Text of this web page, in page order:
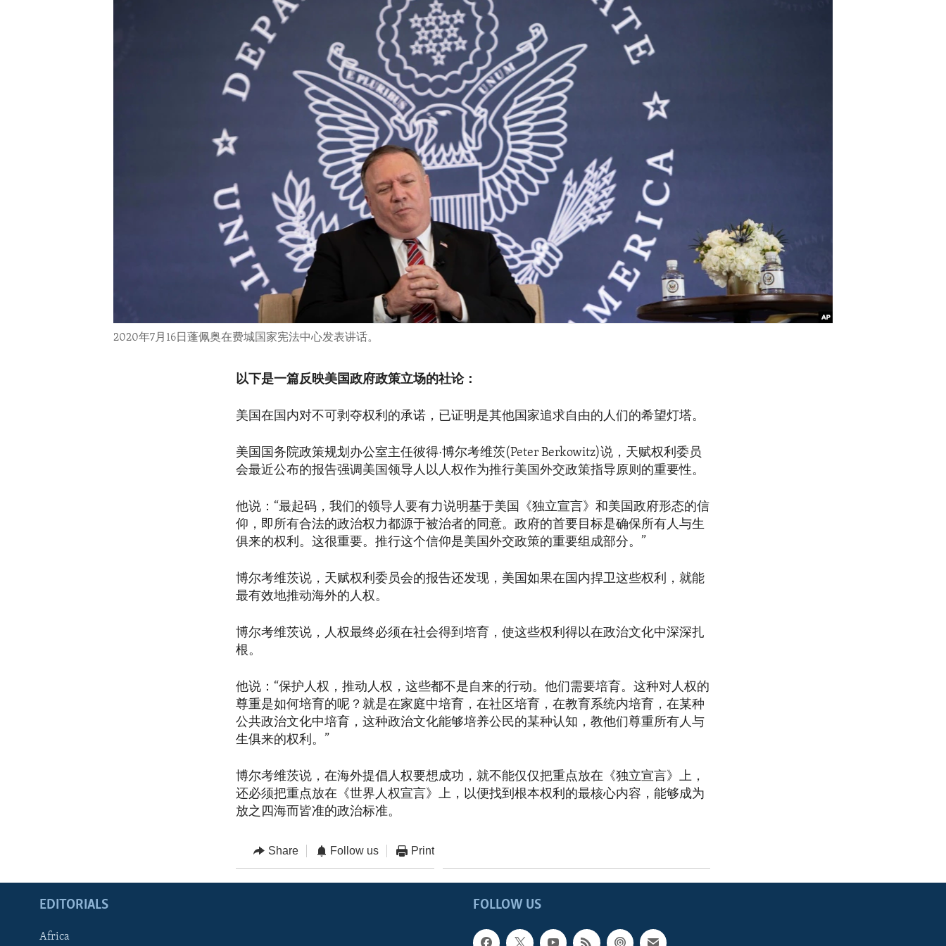
2020年7月16日蓬佩奥在费城国家宪法中心发表讲话。
以下是一篇反映美国政府政策立场的社论：
美国在国内对不可剥夺权利的承诺，已证明是其他国家追求自由的人们的希望灯塔。
美国国务院政策规划办公室主任彼得·博尔考维茨(Peter Berkowitz)说，天赋权利委员
会最近公布的报告强调美国领导人以人权作为推行美国外交政策指导原则的重要性。
他说：“最起码，我们的领导人要有力说明基于美国《独立宣言》和美国政府形态的信
仰，即所有合法的政治权力都源于被治者的同意。政府的首要目标是确保所有人与生
俱来的权利。这很重要。推行这个信仰是美国外交政策的重要组成部分。”
博尔考维茨说，天赋权利委员会的报告还发现，美国如果在国内捍卫这些权利，就能
最有效地推动海外的人权。
博尔考维茨说，人权最终必须在社会得到培育，使这些权利得以在政治文化中深深扎
根。
他说：“保护人权，推动人权，这些都不是自来的行动。他们需要培育。这种对人权的
尊重是如何培育的呢？就是在家庭中培育，在社区培育，在教育系统内培育，在某种
公共政治文化中培育，这种政治文化能够培养公民的某种认知，教他们尊重所有人与
生俱来的权利。”
博尔考维茨说，在海外提倡人权要想成功，就不能仅仅把重点放在《独立宣言》上，
还必须把重点放在《世界人权宣言》上，以便找到根本权利的最核心内容，能够成为
放之四海而皆准的政治标准。
Share Follow us Print
FOLLOW US
EDITORIALS
Africa